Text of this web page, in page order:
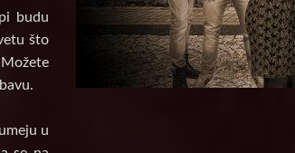
budu
što
u